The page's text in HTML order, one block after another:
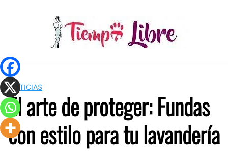
NOTICIAS
El arte de proteger: Fundas
con estilo para tu lavandería